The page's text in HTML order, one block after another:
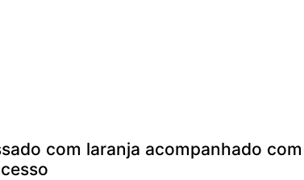
com laranja acompanhado